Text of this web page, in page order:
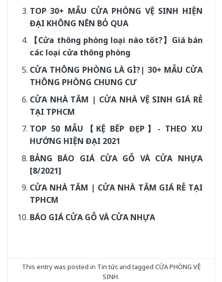
TOP 30+ MẪU CỬA PHÒNG VỆ SINH HIỆN
ĐẠI KHÔNG NÊN BỎ QUA
【Cửa thông phòng loại nào tốt?】Giá bán
các loại cửa thông phòng
CỬA THÔNG PHÒNG LÀ GÌ?| 30+ MẪU CỬA
THÔNG PHÒNG CHUNG CƯ
CỬA NHÀ TẮM | CỬA NHÀ VỆ SINH GIÁ RẺ
TẠI TPHCM
TOP 50 MẪU【KỆ BẾP ĐẸP】- THEO XU
HƯỚNG HIỆN ĐẠI 2021
BẢNG BÁO GIÁ CỬA GỖ VÀ CỬA NHỰA
[8/2021]
CỬA NHÀ TẮM | CỬA NHÀ TẮM GIÁ RẺ TẠI
TPHCM
BÁO GIÁ CỬA GỖ VÀ CỬA NHỰA
This entry was posted in Tin tứcand tagged CỬA PHÒNG VỆ
SINH.